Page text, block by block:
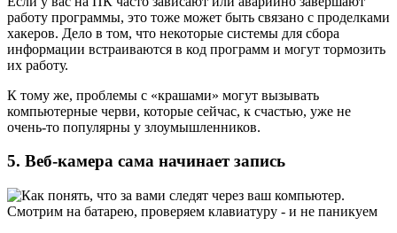
работу программы, это тоже может быть связано с проделками
хакеров. Дело в том, что некоторые системы для сбора
информации встраиваются в код программ и могут тормозить
их работу.
К тому же, проблемы с «крашами» могут вызывать
компьютерные черви, которые сейчас, к счастью, уже не
очень-то популярны у злоумышленников.
5. Веб-камера сама начинает запись